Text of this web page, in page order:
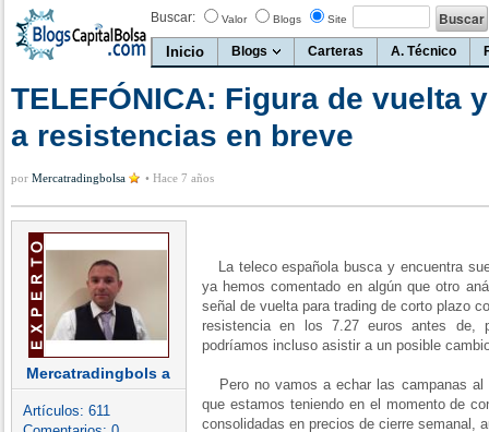
Buscar: Valor Blogs Site
Inicio Blogs Carteras A. Técnico
TELEFÓNICA: Figura de vuelta
a resistencias en breve
por Mercatradingbolsa • Hace 7 años
Mercatradingbols a
Artículos: 611
La teleco española busca y encuentra
ya hemos comentado en algún que otro
señal de vuelta para trading de corto plazo
resistencia en los 7.27 euros antes de,
podríamos incluso asistir a un posible
Pero no vamos a echar las campanas al
que estamos teniendo en el momento de
consolidadas en precios de cierre semanal,